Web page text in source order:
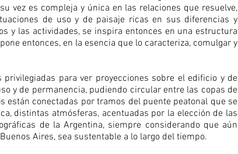
vez es compleja y única en las relaciones que resuelve,
de uso y de paisaje ricas en sus diferencias y
y las actividades, se inspira entonces en una estructura
entonces, en la esencia que lo caracteriza, comulgar y
para ver proyecciones sobre el edificio y de
y de permanencia, pudiendo circular entre las copas de
están conectadas por tramos del puente peatonal que se
distintas atmósferas, acentuadas por la elección de las
de la Argentina, siempre considerando que aún
Aires, sea sustentable a lo largo del tiempo.